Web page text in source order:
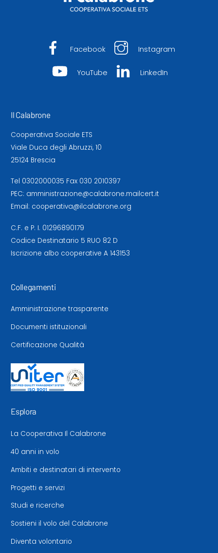
Facebook Instagram
YouTube LinkedIn
Il Calabrone
Cooperativa Sociale ETS
Viale Duca degli Abruzzi, 10
25124 Brescia
Tel 0302000035 Fax 030 2010397
PEC: amministrazione@calabrone.mailcert.it
Email: cooperativa@ilcalabrone.org
C.F. e P. I. 01296890179
Codice Destinatario 5 RUO 82 D
Iscrizione albo cooperative A 143153
Collegamenti
Amministrazione trasparente
Documenti istituzionali
Certificazione Qualità
Esplora
La Cooperativa Il Calabrone
40 anni in volo
Ambiti e destinatari di intervento
Progetti e servizi
Studi e ricerche
Sostieni il volo del Calabrone
Diventa volontario